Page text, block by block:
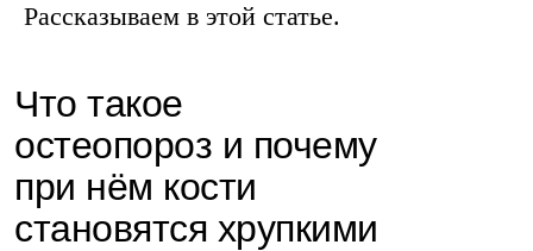
Рассказываем в этой статье.
Что такое
остеопороз и почему
при нём кости
становятся хрупкими